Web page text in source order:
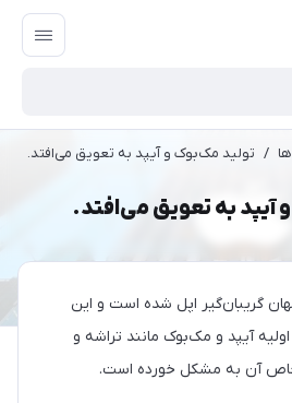
/ تولید مک‌بوک و آیپد به تعویق می‌افتد.
آیپد به تعویق می‌افتد.
گریبان‌گیر اپل شده است و این
آیپد و مک‌بوک مانند تراشه و
آن به مشکل خورده است.